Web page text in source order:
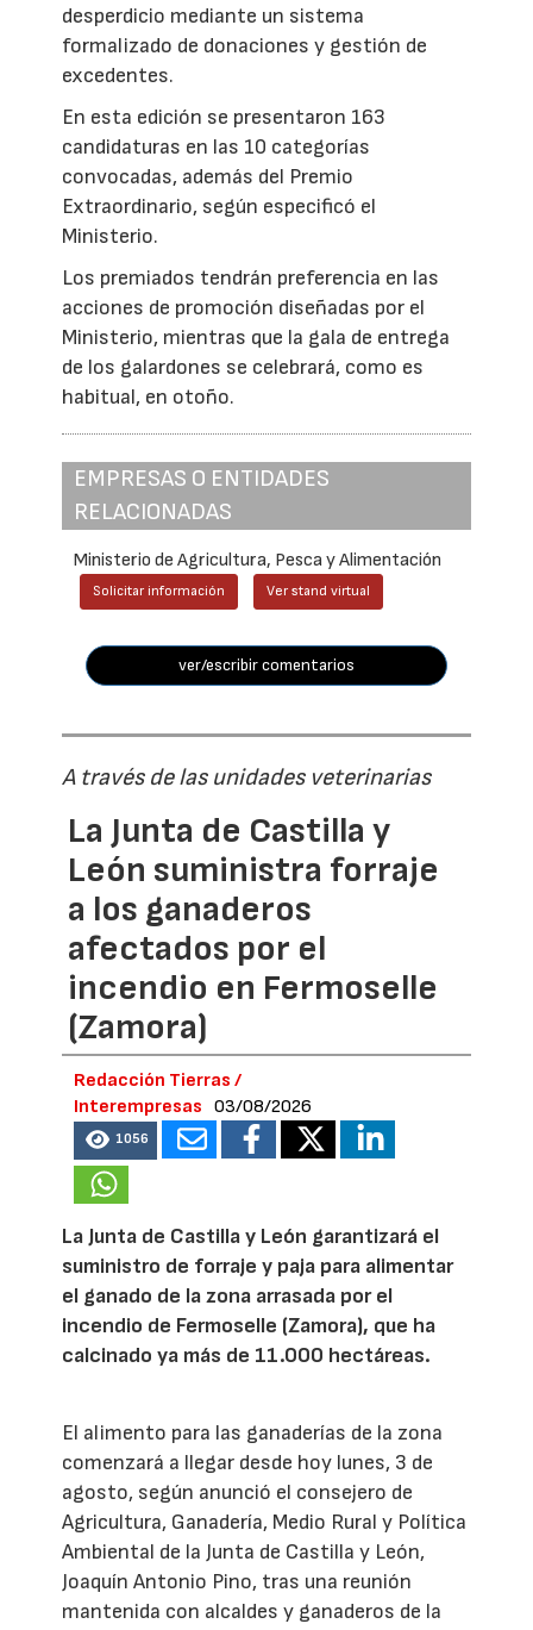
desperdicio mediante un sistema
formalizado de donaciones y gestión de
excedentes.
En esta edición se presentaron 163
candidaturas en las 10 categorías
convocadas, además del Premio
Extraordinario, según especificó el
Ministerio.
Los premiados tendrán preferencia en las
acciones de promoción diseñadas por el
Ministerio, mientras que la gala de entrega
de los galardones se celebrará, como es
habitual, en otoño.
EMPRESAS O ENTIDADES
RELACIONADAS
Ministerio de Agricultura, Pesca y Alimentación
Solicitar información Ver stand virtual
ver/escribir comentarios
A través de las unidades veterinarias
La Junta de Castilla y
León suministra forraje
a los ganaderos
afectados por el
incendio en Fermoselle
(Zamora)
Redacción Tierras /
Interempresas
03/08/2026
1056
La Junta de Castilla y León garantizará el
suministro de forraje y paja para alimentar
el ganado de la zona arrasada por el
incendio de Fermoselle (Zamora), que ha
calcinado ya más de 11.000 hectáreas.
El alimento para las ganaderías de la zona
comenzará a llegar desde hoy lunes, 3 de
agosto, según anunció el consejero de
Agricultura, Ganadería, Medio Rural y Política
Ambiental de la Junta de Castilla y León,
Joaquín Antonio Pino, tras una reunión
mantenida con alcaldes y ganaderos de la